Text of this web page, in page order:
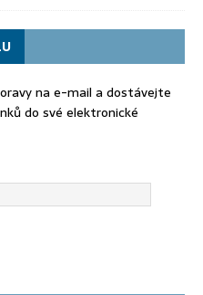
na e-mail a dostávejte
do své elektronické